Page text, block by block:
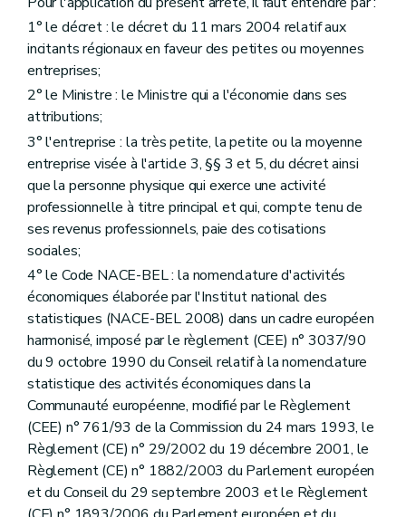
1° le décret : le décret du 11 mars 2004 relatif aux
incitants régionaux en faveur des petites ou moyennes
entreprises;
2° le Ministre : le Ministre qui a l'économie dans ses
attributions;
3° l'entreprise : la très petite, la petite ou la moyenne
entreprise visée à l'article 3, §§ 3 et 5, du décret ainsi
que la personne physique qui exerce une activité
professionnelle à titre principal et qui, compte tenu de
ses revenus professionnels, paie des cotisations
sociales;
4° le Code NACE-BEL : la nomenclature d'activités
économiques élaborée par l'Institut national des
statistiques (NACE-BEL 2008) dans un cadre européen
harmonisé, imposé par le règlement (CEE) n° 3037/90
du 9 octobre 1990 du Conseil relatif à la nomenclature
statistique des activités économiques dans la
Communauté européenne, modifié par le Règlement
(CEE) n° 761/93 de la Commission du 24 mars 1993, le
Règlement (CE) n° 29/2002 du 19 décembre 2001, le
Règlement (CE) n° 1882/2003 du Parlement européen
et du Conseil du 29 septembre 2003 et le Règlement